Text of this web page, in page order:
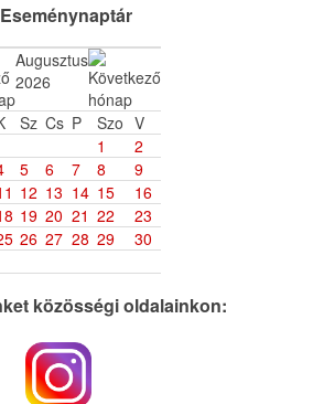
Eseménynaptár
Augusztus
2026
Sz Cs P Szo V
1
2
5 6 7 8
9
12 13 14 15
16
19 20 21 22
23
26 27 28 29
30
közösségi oldalainkon: